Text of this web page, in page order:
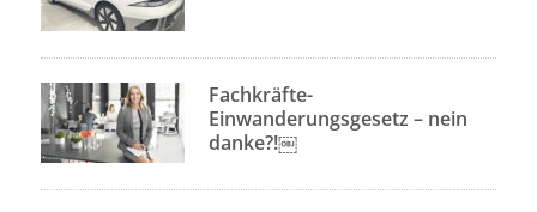
Fachkräfte-
Einwanderungsgesetz – nein
danke?!￼